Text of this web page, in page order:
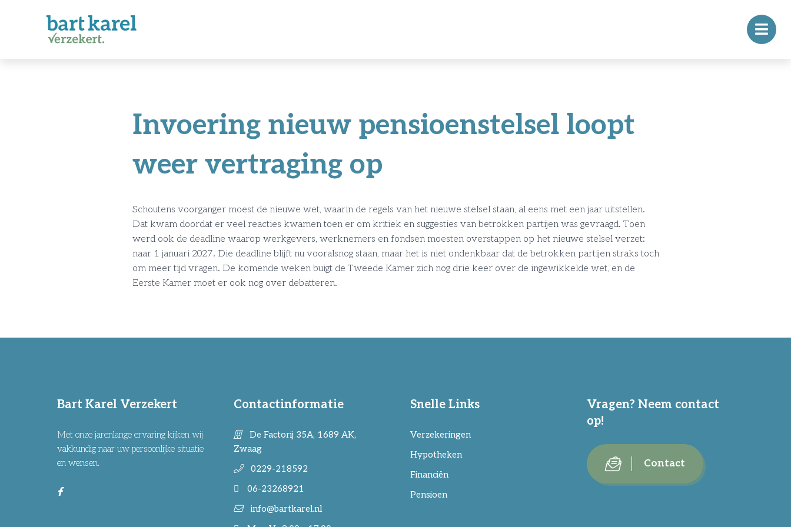
Invoering nieuw pensioenstelsel loopt
weer vertraging op
Schoutens voorganger moest de nieuwe wet, waarin de regels van het nieuwe stelsel staan, al eens met een jaar uitstellen.
Dat kwam doordat er veel reacties kwamen toen er om kritiek en suggesties van betrokken partijen was gevraagd. Toen
werd ook de deadline waarop werkgevers, werknemers en fondsen moesten overstappen op het nieuwe stelsel verzet:
naar 1 januari 2027. Die deadline blijft nu vooralsnog staan, maar het is niet ondenkbaar dat de betrokken partijen straks toch
om meer tijd vragen. De komende weken buigt de Tweede Kamer zich nog drie keer over de ingewikkelde wet, en de
Eerste Kamer moet er ook nog over debatteren.
Bart Karel Verzekert
Met onze jarenlange ervaring kijken wij
vakkundig naar uw persoonlijke situatie
en wensen.
Contactinformatie
De Factorij 35A, 1689 AK,
Zwaag
0229-218592
06-23268921
info@bartkarel.nl
Snelle Links
Verzekeringen
Hypotheken
Financiën
Pensioen
Vragen? Neem contact
op!
Contact